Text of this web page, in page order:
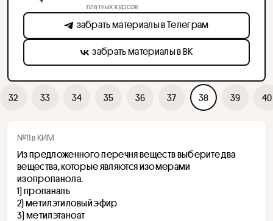
32 33 34 35 36 37 38 39 40
№11 в КИМ
Из предложенного перечня веществ выберите два
вещества, которые являются изомерами
изопропанола.
1) пропаналь
2) метилэтиловый эфир
3) метилэтаноат
платных курсов
забрать материалы в Телеграм
забрать материалы в ВК